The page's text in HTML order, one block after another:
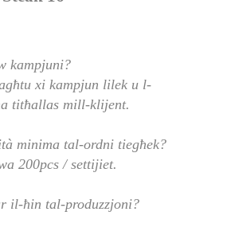
kampjuni?
xi kampjun lilek u l-
titħallas mill-klijent.
minima tal-ordni tiegħek?
200pcs / settijiet.
il-ħin tal-produzzjoni?